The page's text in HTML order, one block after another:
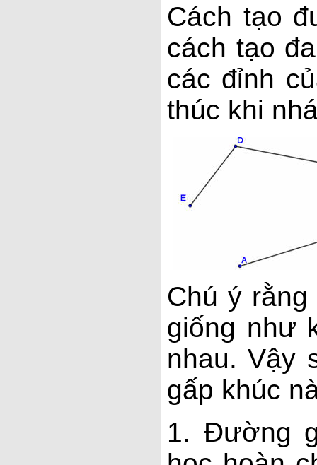
Cách tạo
cách tạo
các đỉnh
thúc khi
Chú ý
giống như
nhau. Vậy
gấp khúc
1. Đường